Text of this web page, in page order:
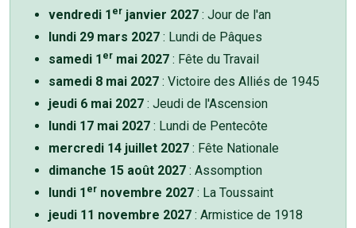
vendredi 1 er janvier 2027 : Jour de l'an
lundi 29 mars 2027 : Lundi de Pâques
samedi 1 er mai 2027 : Fête du Travail
samedi 8 mai 2027 : Victoire des Alliés de 1945
jeudi 6 mai 2027 : Jeudi de l'Ascension
lundi 17 mai 2027 : Lundi de Pentecôte
mercredi 14 juillet 2027 : Fête Nationale
dimanche 15 août 2027 : Assomption
lundi 1 er novembre 2027 : La Toussaint
jeudi 11 novembre 2027 : Armistice de 1918